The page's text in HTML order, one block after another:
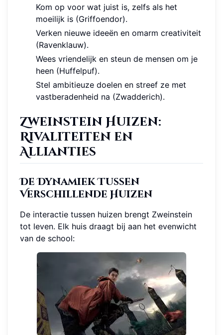
Kom op voor wat juist is, zelfs als het
moeilijk is (Griffoendor).
Verken nieuwe ideeën en omarm creativiteit
(Ravenklauw).
Wees vriendelijk en steun de mensen om je
heen (Huffelpuf).
Stel ambitieuze doelen en streef ze met
vastberadenheid na (Zwadderich).
Zweinstein Huizen:
Rivaliteiten en
Allianties
De Dynamiek Tussen
Verschillende Huizen
De interactie tussen huizen brengt Zweinstein
tot leven. Elk huis draagt bij aan het evenwicht
van de school: